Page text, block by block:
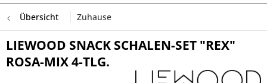
Übersicht Zuhause
LIEWOOD SNACK SCHALEN-SET "REX"
ROSA-MIX 4-TLG.